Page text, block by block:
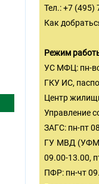
Тел.: +7 (495)
Как
Режим
УС МФЦ: пн-
ГКУ ИС,
Центр
Управление
ЗАГС: пн-пт
ГУ МВД
09.00-13.00,
ПФР: пн-чт